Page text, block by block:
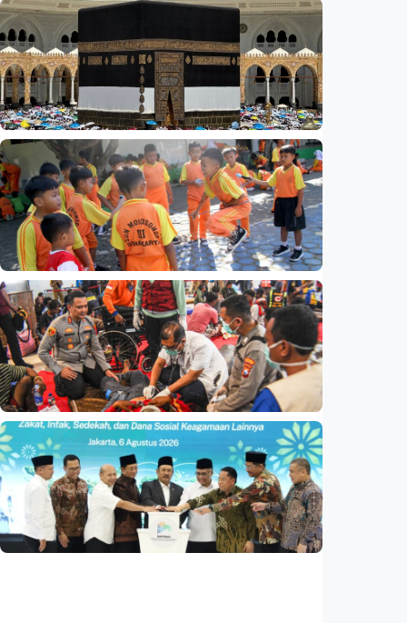
Nasional
Analisis – Ke mana mengalirnya uang jemaah
haji Indonesia? Ada potensi ekonomi yang
bisa kembali ke Tanah Air (1 dari 3 tulisan)
Indonesia•08 Aug 2026
Nasional
Analisis – Belajar dari Australia: Apa yang
bisa dipelajari Indonesia untuk membenahi
kurikulum?
Indonesia 08 Aug 2026
Nasional
Basarnas akhiri operasi SAR KM Mutiara
Sentosa 2
Indonesia•06 Aug 2026